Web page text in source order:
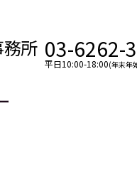
所 03-6262-
平日10:00-18:00(年末年